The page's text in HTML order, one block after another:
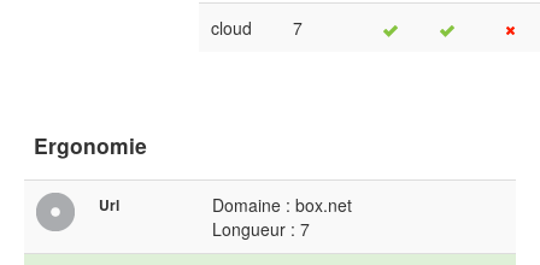
cloud 7
Ergonomie
Url
Domaine : box.net
Longueur : 7